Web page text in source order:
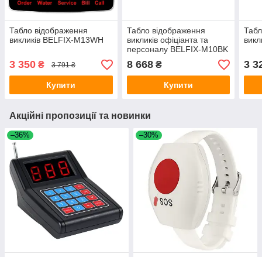
Табло відображення
викликів BELFIX-M13WH
3 350 ₴ 3 791 ₴
Купити
Табло відображення
викликів офіціанта та
персоналу BELFIX-M10BK
8 668₴
Купити
3
Акційні пропозиції та новинки
–36% –30%